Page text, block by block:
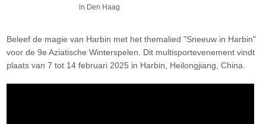
in Den Haag
Beleef de magie van Harbin met het themalied "Sneeuw in Harbin"
voor de 9e Aziatische Winterspelen. Dit multisportevenement vindt
plaats van 7 tot 14 februari 2025 in Harbin, Heilongjiang, China.